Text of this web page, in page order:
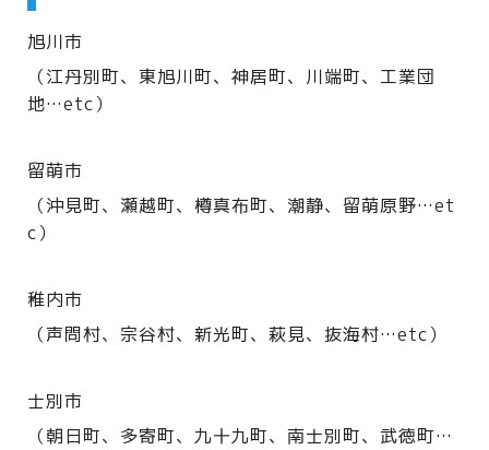
旭川市
（江丹別町、東旭川町、神居町、川端町、工業団
地…etc）
留萌市
（沖見町、瀬越町、樽真布町、潮静、留萌原野…et
c）
稚内市
（声問村、宗谷村、新光町、萩見、抜海村…etc）
士別市
（朝日町、多寄町、九十九町、南士別町、武徳町…